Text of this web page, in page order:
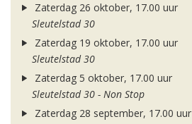
Zaterdag 26 oktober, 17.00 uur
Sleutelstad 30
Zaterdag 19 oktober, 17.00 uur
Sleutelstad 30
Zaterdag 5 oktober, 17.00 uur
Sleutelstad 30 - Non Stop
Zaterdag 28 september, 17.00 uur